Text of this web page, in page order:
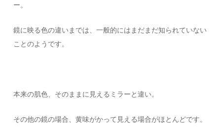
ー。
鏡に映る色の違いまでは、一般的にはまだまだ知られていない
ことのようです。
本来の肌色、そのままに見えるミラーと違い。
その他の鏡の場合、黄味がかって見える場合がほとんどです。